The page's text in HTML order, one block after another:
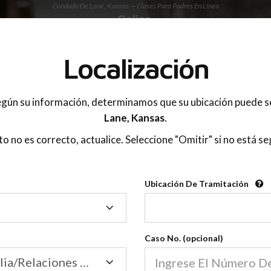
Condado De Lane, Kansas — Clases Para Padres En Línea
OnlineParentingPrograms.com®
De Educación Para Padres En
Condado De Lane (KS)
Localización
su información, determinamos que su ubicación puede
Lane, Kansas.
no es correcto, actualice. Seleccione "Omitir" si no está
Ubicación De Tramitación
Tramitación
Tribunal de Familia/Relaciones Domésticas
Caso No. (opcional)